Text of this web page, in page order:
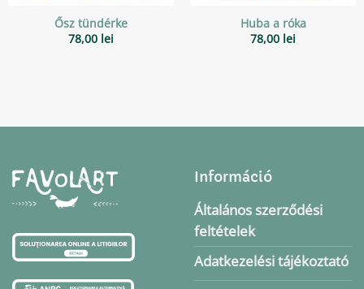
Ősz tündérke
78,00 lei
Huba a róka
78,00 lei
Információ
Általános szerződési
feltételek
Adatkezelési tájékoztató